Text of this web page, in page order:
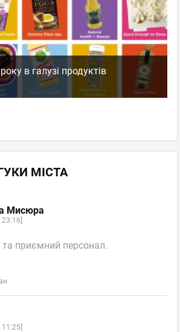
в галузі продуктів
МІСТА
Мисюра
приємний персонал.